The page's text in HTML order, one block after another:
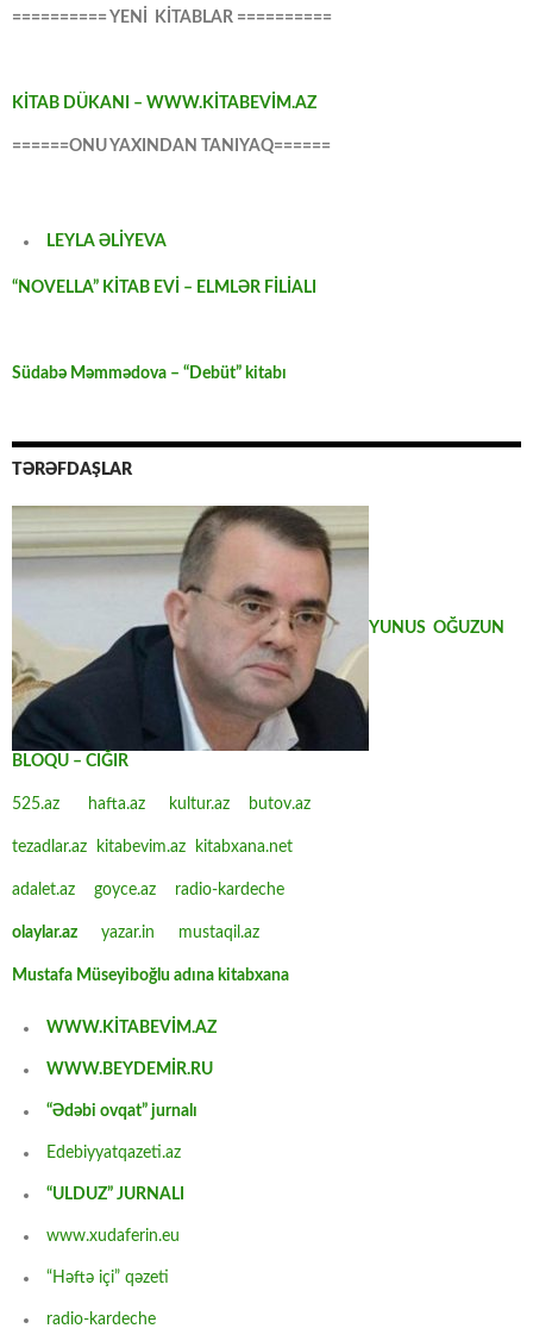
========== YENİ KİTABLAR ==========
KİTAB DÜKANI – WWW.KİTABEVİM.AZ
======ONU YAXINDAN TANIYAQ======
LEYLA ƏLİYEVA
“NOVELLA” KİTAB EVİ – ELMLƏR FİLİALI
Südabə Məmmədova – “Debüt” kitabı
TƏRƏFDAŞLAR
YUNUS OĞUZUN
BLOQU – CIĞIR
525.az hafta.az kultur.az butov.az
tezadlar.az kitabevim.az kitabxana.net
adalet.az goyce.az radio-kardeche
olaylar.az yazar.in mustaqil.az
Mustafa Müseyiboğlu adına kitabxana
WWW.KİTABEVİM.AZ
WWW.BEYDEMİR.RU
“Ədəbi ovqat” jurnalı
Edebiyyatqazeti.az
“ULDUZ” JURNALI
www.xudaferin.eu
“Həftə içi” qəzeti
radio-kardeche